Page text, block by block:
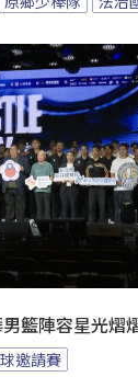
籃陣容星光熠
邀請賽